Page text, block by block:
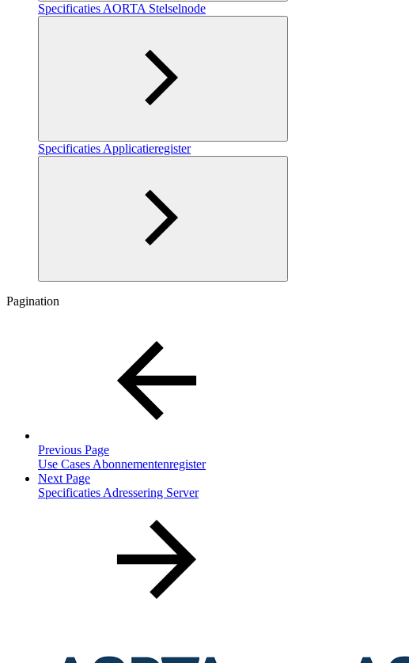
Specificaties AORTA Stelselnode
Specificaties Applicatieregister
Pagination
Previous Page
Use Cases Abonnementenregister
Next Page
Specificaties Adressering Server